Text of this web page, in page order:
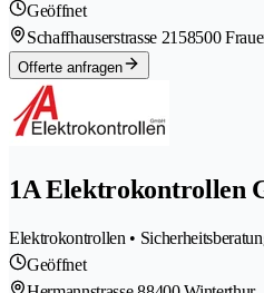
Geöffnet
Schaffhauserstrasse 2158500
Offerte anfragen
1A Elektrokontrollen
Elektrokontrollen •
Geöffnet